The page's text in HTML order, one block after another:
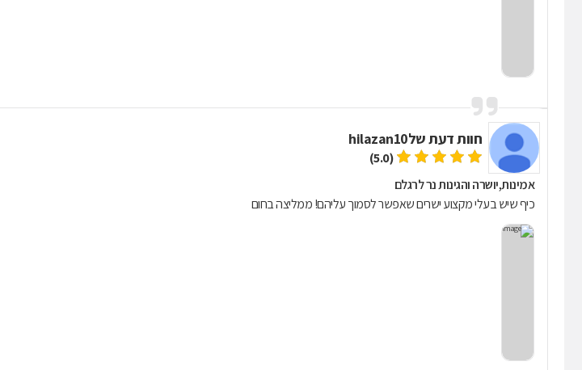
חוות דעת שלhilazan10
(5.0)
אמינות,יושרה והגינות נר לרגלם
כיף שיש בעלי מקצוע ישרים שאפשר לסמוך עליהם! ממליצה בחום